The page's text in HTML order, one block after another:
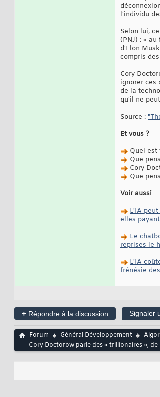
l'individu
Selon lui,
(PNJ) : «
d'Elon
compris
Cory
ignorer ces
de la
qu'il ne
Source :
Et vous ?
Quel est
Que
Cory
Que
Voir aussi
L'IA
elles
Le
reprises le
L'IA
frénésie
+ Répondre à la discussion Signaler
Forum Général Développement
Cory Doctorow parle des « trillionaires »,